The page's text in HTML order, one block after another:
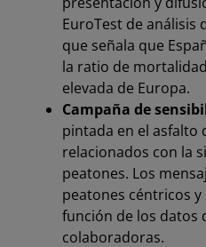
EuroTest de análisis
que señala que
la ratio de
elevada de Europa.
Campaña de
pintada en el asfalto
relacionados con la
peatones. Los
peatones céntricos
función de los datos
colaboradoras.